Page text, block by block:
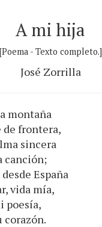
A mi hija
[Poema - Texto completo.]
José Zorrilla
montaña
de frontera,
sincera
canción;
España
vida mía,
poesía,
corazón.